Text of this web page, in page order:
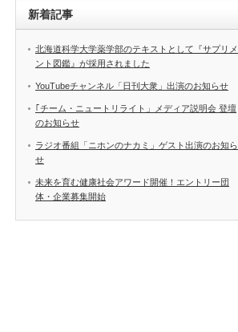
新着記事
北海道科学大学薬学部のテキストとして『サプリメ
ント図鑑』が採用されました
YouTubeチャンネル「日刊大衆」出演のお知らせ
｢チーム・ニュートリライト」メディア説明会 登壇
のお知らせ
ラジオ番組「ニホンのナカミ」ゲスト出演のお知ら
せ
未来を育む健康社会アワード開催！エントリー団
体・企業募集開始